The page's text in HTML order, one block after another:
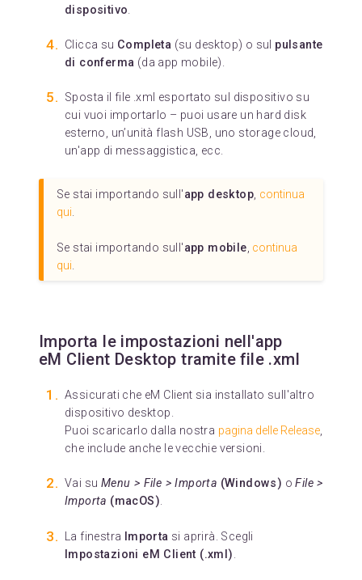
dispositivo
Clicca su Completa (su desktop) o sul pulsante
di conferma (da app mobile).
Sposta il file .xml esportato sul dispositivo su
cui vuoi importarlo – puoi usare un hard disk
esterno, un’unità flash USB, uno storage cloud,
un'app di messaggistica, ecc.
Se stai importando sull'app desktop, continua
qui.
Se stai importando sull'app mobile, continua
qui.
Importa le impostazioni nell'app
eM Client Desktop tramite file .xml
Assicurati che eM Client sia installato sull'altro
dispositivo desktop.
Puoi scaricarlo dalla nostra pagina delle Release,
che include anche le vecchie versioni.
Vai su Menu > File > Importa (Windows) oFile >
Importa (macOS)
La finestra Importa si aprirà. Scegli
Impostazioni eM Client (.xml)